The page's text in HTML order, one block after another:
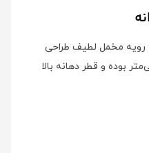
رویه مخمل لطیف طراحی
آن ۲۳ سانتی‌متر بوده و قطر دهانه بالا